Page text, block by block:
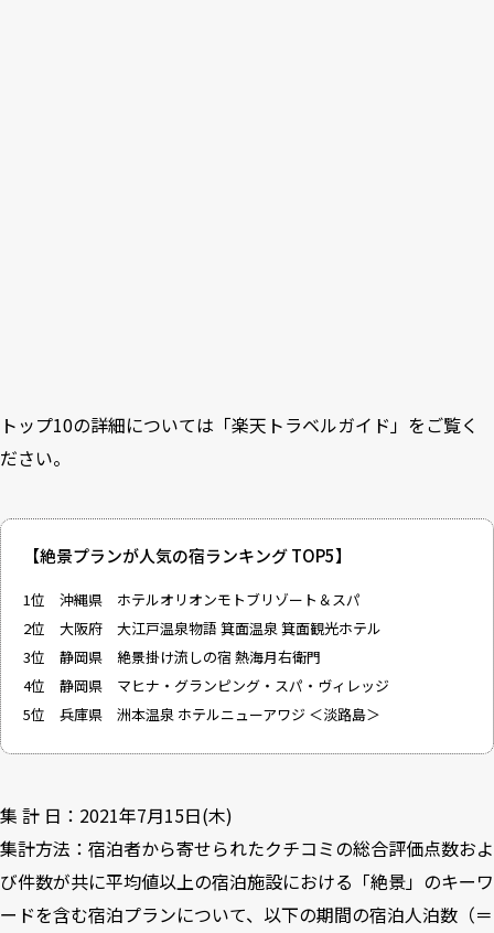
トップ10の詳細については 「楽天トラベルガイド」 をご覧く
ださい。
【絶景プランが人気の宿ランキング TOP5】
1位 沖縄県 ホテルオリオンモトブリゾート＆スパ
2位 大阪府 大江戸温泉物語 箕面温泉 箕面観光ホテル
3位 静岡県 絶景掛け流しの宿 熱海月右衛門
4位 静岡県 マヒナ・グランピング・スパ・ヴィレッジ
5位 兵庫県 洲本温泉 ホテルニューアワジ ＜淡路島＞
集 計 日：2021年7月15日(木)
集計方法：宿泊者から寄せられたクチコミの総合評価点数およ
び件数が共に平均値以上の宿泊施設における「絶景」のキーワ
ードを含む宿泊プランについて、以下の期間の宿泊人泊数（＝